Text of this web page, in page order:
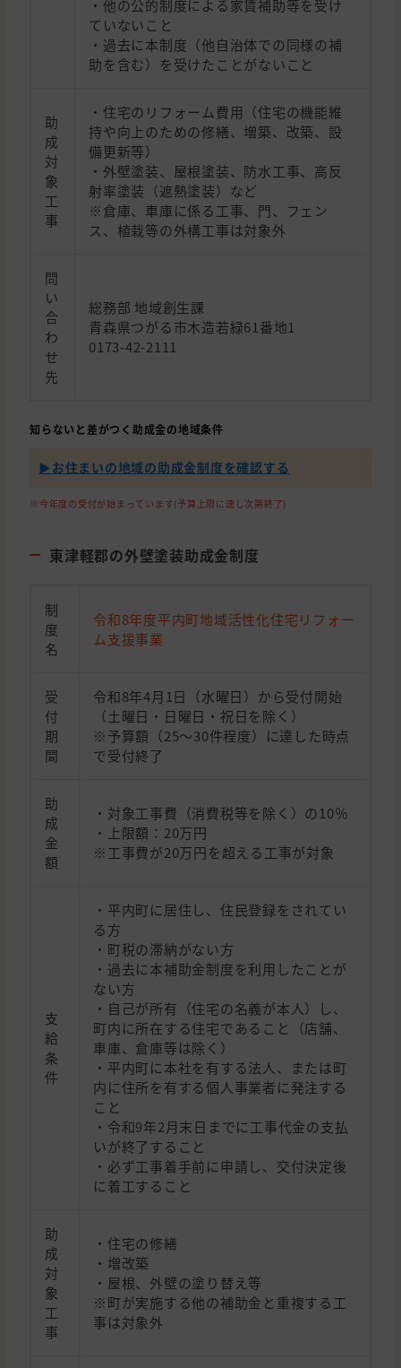
・他の公的制度による家賃補助等を受け
ていないこと
・過去に本制度（他自治体での同様の補
助を含む）を受けたことがないこと
助
成
対
象
工
事
・住宅のリフォーム費用（住宅の機能維
持や向上のための修繕、増築、改築、設
備更新等）
・外壁塗装、屋根塗装、防水工事、高反
射率塗装（遮熱塗装）など
※倉庫、車庫に係る工事、門、フェン
ス、植栽等の外構工事は対象外
問
い
合
わ
せ
先
総務部 地域創生課
青森県つがる市木造若緑61番地1
0173-42-2111
知らないと差がつく助成金の地域条件
▶︎お住まいの地域の助成金制度を確認する
※今年度の受付が始まっています(予算上限に達し次第終了)
東津軽郡の外壁塗装助成金制度
制
度
名
令和8年度平内町地域活性化住宅リフォー
ム支援事業
受
付
期
間
令和8年4月1日（水曜日）から受付開始
（土曜日・日曜日・祝日を除く）
※予算額（25～30件程度）に達した時点
で受付終了
助
成
金
額
・対象工事費（消費税等を除く）の10％
・上限額：20万円
※工事費が20万円を超える工事が対象
支
給
条
件
・平内町に居住し、住民登録をされてい
る方
・町税の滞納がない方
・過去に本補助金制度を利用したことが
ない方
・自己が所有（住宅の名義が本人）し、
町内に所在する住宅であること（店舗、
車庫、倉庫等は除く）
・平内町に本社を有する法人、または町
内に住所を有する個人事業者に発注する
こと
・令和9年2月末日までに工事代金の支払
いが終了すること
・必ず工事着手前に申請し、交付決定後
に着工すること
助
成
対
象
工
事
・住宅の修繕
・増改築
・屋根、外壁の塗り替え等
※町が実施する他の補助金と重複する工
事は対象外